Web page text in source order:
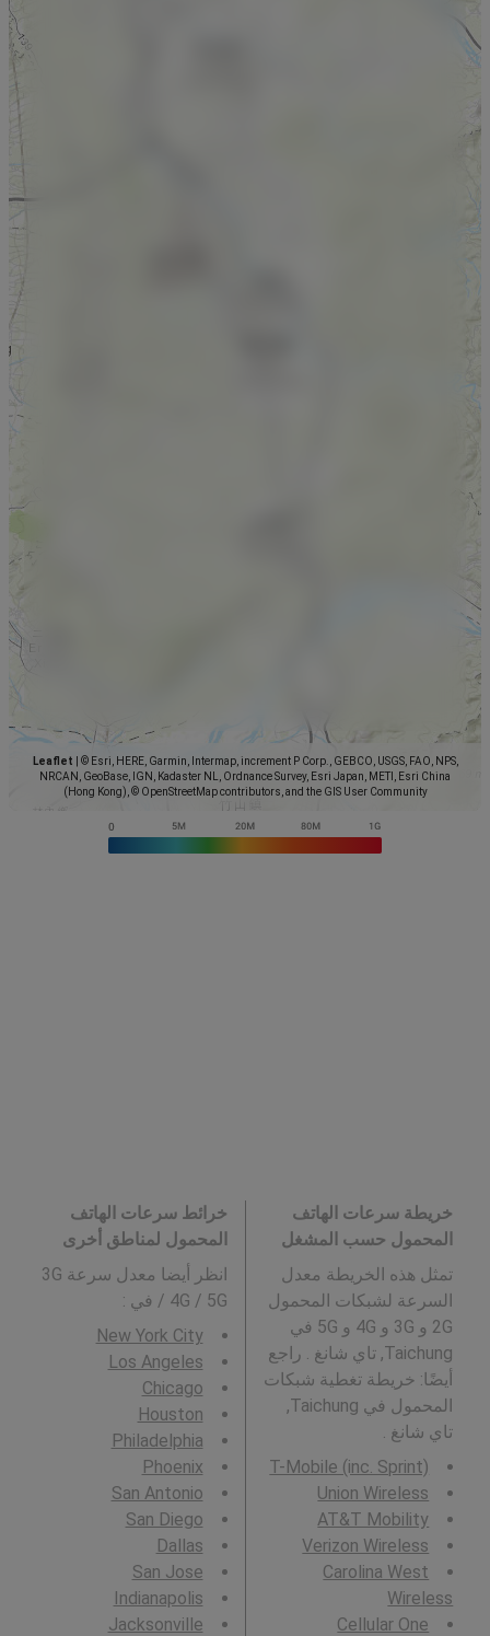
Leaflet
© Esri, HERE, Garmin, Intermap, increment P Corp., GEBCO, USGS, FAO, NPS,
NRCAN, GeoBase, IGN, Kadaster NL, Ordnance Survey, Esri Japan, METI, Esri China
(Hong Kong), © OpenStreetMap contributors, and the GIS User Community
خريطة سرعات الهاتف
المحمول حسب المشغل
تمثل هذه الخريطة معدل
السرعة لشبكات المحمول
2G و 3G و 4G و 5G في
Taichung, تاي شانغ . راجع
أيضًا: خريطة تغطية شبكات
المحمول في Taichung,
تاي شانغ .
T-Mobile (inc. Sprint)
Union Wireless
AT&T Mobility
Verizon Wireless
Carolina West
Wireless
Cellular One
خرائط سرعات الهاتف
المحمول لمناطق أخرى
انظر أيضا معدل سرعة 3G
/ 4G / 5G في
:
New York City
Los Angeles
Chicago
Houston
Philadelphia
Phoenix
San Antonio
San Diego
Dallas
San Jose
Indianapolis
Jacksonville